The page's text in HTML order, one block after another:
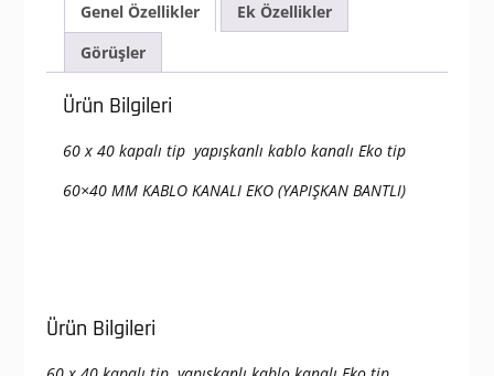
Genel Özellikler
Ek Özellikler
Görüşler
Ürün Bilgileri
60 x 40 kapalı tip yapışkanlı kablo kanalı Eko tip
60×40 MM KABLO KANALI EKO (YAPIŞKAN BANTLI)
Ürün Bilgileri